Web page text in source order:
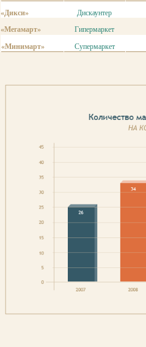
«Дикси»
Дискаунтер
«Мегамарт»
Гипермаркет
«Минимарт»
Супермаркет